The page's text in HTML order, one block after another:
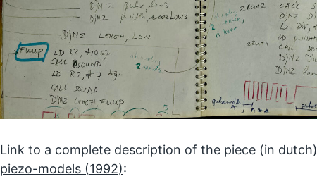
Link to a complete description of the piece (in dutch)
piezo-models (1992):